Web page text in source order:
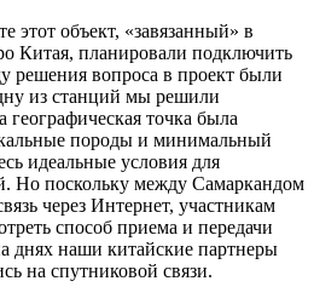
этот объект, «завязанный» в
Китая, планировали подключить
решения вопроса в проект были
из станций мы решили
точка была
породы и минимальный
идеальные условия для
Но поскольку между Самаркандом
через Интернет, участникам
способ приема и передачи
днях наши китайские партнеры
на спутниковой связи.